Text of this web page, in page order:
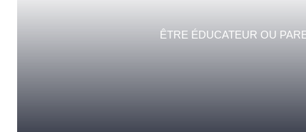
ÊTRE ÉDUCATEUR OU